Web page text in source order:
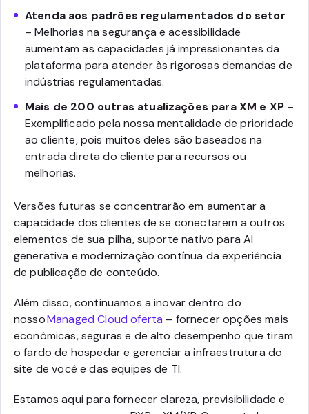
Atenda aos padrões regulamentados do setor
– Melhorias na segurança e acessibilidade
aumentam as capacidades já impressionantes da
plataforma para atender às rigorosas demandas de
indústrias regulamentadas.
Mais de 200 outras atualizações para XM e XP –
Exemplificado pela nossa mentalidade de prioridade
ao cliente, pois muitos deles são baseados na
entrada direta do cliente para recursos ou
melhorias.
Versões futuras se concentrarão em aumentar a
capacidade dos clientes de se conectarem a outros
elementos de sua pilha, suporte nativo para AI
generativa e modernização contínua da experiência
de publicação de conteúdo.
Além disso, continuamos a inovar dentro do
nossoManaged Cloud oferta – fornecer opções mais
econômicas, seguras e de alto desempenho que tiram
o fardo de hospedar e gerenciar a infraestrutura do
site de você e das equipes de TI.
Estamos aqui para fornecer clareza, previsibilidade e